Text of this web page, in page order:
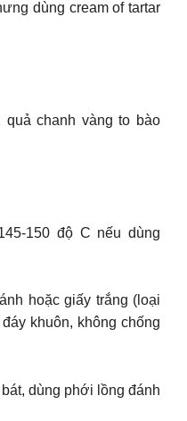
dùng cream of tartar
chanh vàng to bào
150 độ C nếu dùng
hoặc giấy trắng (loại
khuôn, không chống
dùng phới lồng đánh